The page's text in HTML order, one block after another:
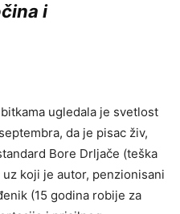
i
ugledala je svetlost
da je pisac živ,
Bore Drljače (teška
uz koji je autor, penzionisani
(15 godina robije za